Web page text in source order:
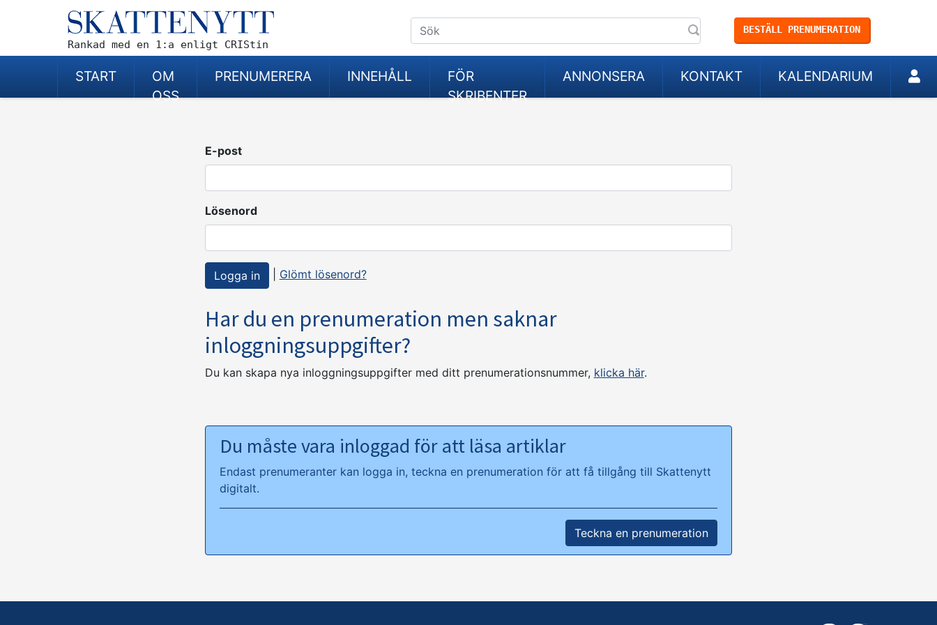
Rankad med en 1:a enligt CRIStin
BESTÄLL PRENUMERATION
START
OM
OSS
PRENUMERERA INNEHÅLL
FÖR
SKRIBENTER
ANNONSERA KONTAKT KALENDARIUM
E-post
Lösenord
Glömt lösenord?
Har du en prenumeration men saknar
inloggningsuppgifter?
Du kan skapa nya inloggningsuppgifter med ditt prenumerationsnummer, klicka här.
Du måste vara inloggad för att läsa artiklar
Endast prenumeranter kan logga in, teckna en prenumeration för att få tillgång till Skattenytt
digitalt.
Teckna en prenumeration